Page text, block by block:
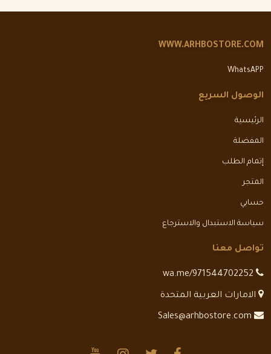
WWW.ARHBOSTORE.COM
WhatsAPP
الوصول السريع
الرئيسية
المفضلة
إتمام الطلب
المتجر
حسابي
سياسة الاستبدال والاسترجاع
تواصل معنا
الامارات العربية المتحدة